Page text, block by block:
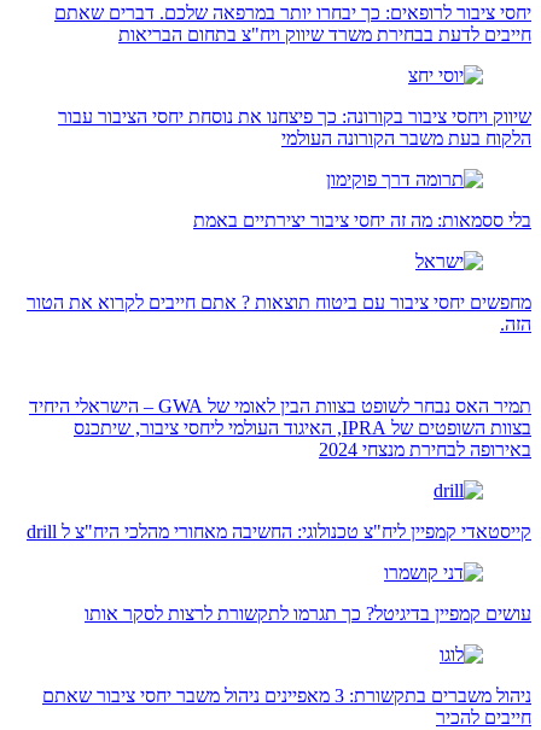
יחסי ציבור לרופאים: כך יבחרו יותר במרפאה שלכם. דברים שאתם
חייבים לדעת בבחירת משרד שיווק ויח"צ בתחום הבריאות
שיווק ויחסי ציבור בקורונה: כך פיצחנו את נוסחת יחסי הציבור עבור
הלקוח בעת משבר הקורונה העולמי
בלי ססמאות: מה זה יחסי ציבור יצירתיים באמת
מחפשים יחסי ציבור עם ביטוח תוצאות ? אתם חייבים לקרוא את הטור
הזה.
תמיר האס נבחר לשופט בצוות הבין לאומי של GWA – הישראלי היחיד
בצוות השופטים של IPRA, האיגוד העולמי ליחסי ציבור, שיתכנס
באירופה לבחירת מנצחי 2024
קייסטאדי קמפיין ליח"צ טכנולוגי: החשיבה מאחורי מהלכי היח"צ ל drill
עושים קמפיין בדיגיטל? כך תגרמו לתקשורת לרצות לסקר אותו
ניהול משברים בתקשורת: 3 מאפיינים ניהול משבר יחסי ציבור שאתם
חייבים להכיר